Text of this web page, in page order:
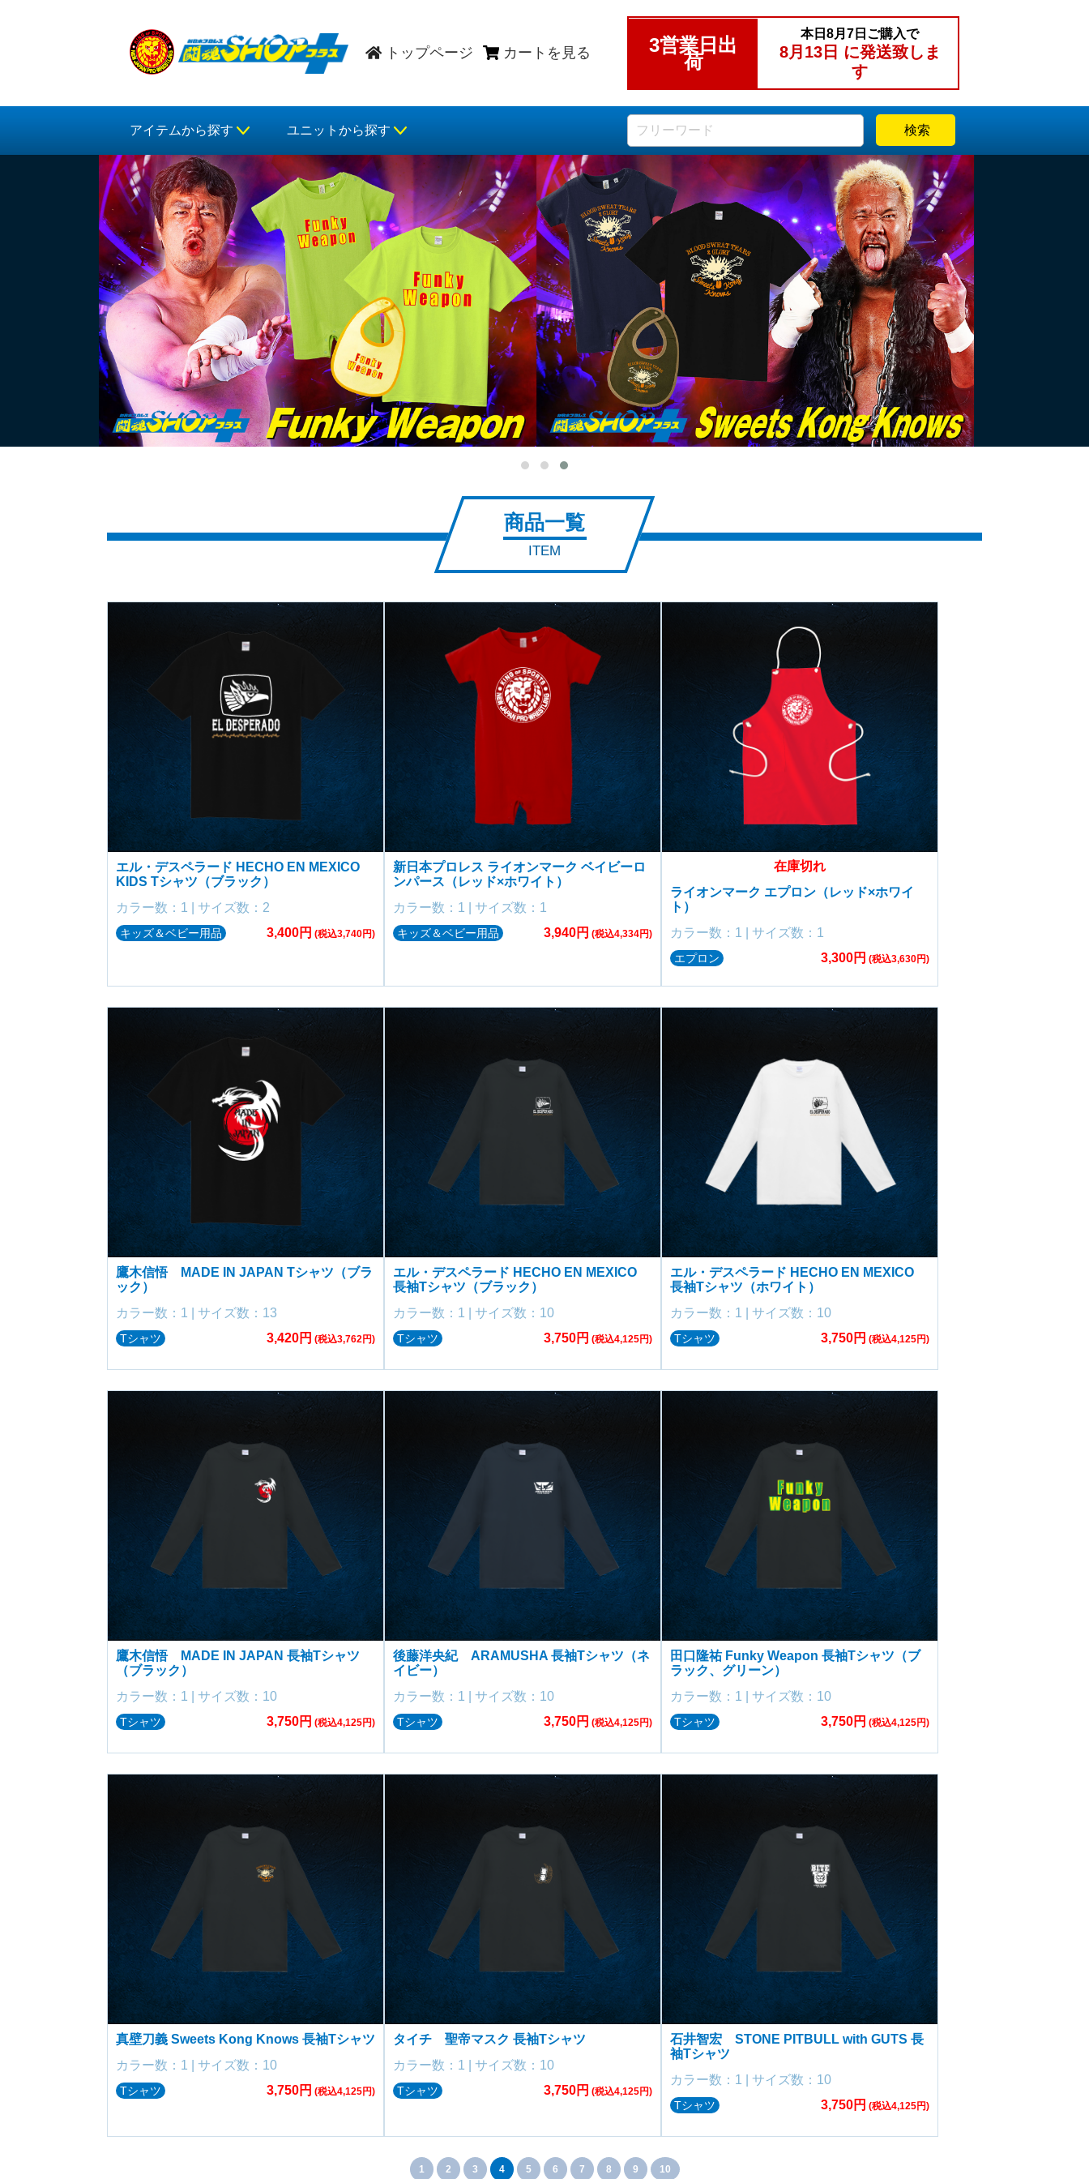
トップページ カートを見る 3営業日出
荷
本日8月7日 ご購入で
8月13日 に発送致しま
す
アイテムから探す ユニットから探す 検索
商品一覧
ITEM
エル・デスペラード HECHO EN MEXICO
KIDS Tシャツ（ブラック）
カラー数：1 | サイズ数：2
キッズ＆ベビー用品 3,400円 (税込3,740円)
新日本プロレス ライオンマーク ベイビーロ
ンパース（レッド×ホワイト）
カラー数：1 | サイズ数：1
キッズ＆ベビー用品 3,940円 (税込4,334円)
在庫切れ
ライオンマーク エプロン（レッド×ホワイ
ト）
カラー数：1 | サイズ数：1
エプロン 3,300円 (税込3,630円)
鷹木信悟 MADE IN JAPAN Tシャツ（ブラ
ック）
カラー数：1 | サイズ数：13
Tシャツ 3,420円 (税込3,762円)
エル・デスペラード HECHO EN MEXICO
長袖Tシャツ（ブラック）
カラー数：1 | サイズ数：10
Tシャツ 3,750円 (税込4,125円)
エル・デスペラード HECHO EN MEXICO
長袖Tシャツ（ホワイト）
カラー数：1 | サイズ数：10
Tシャツ 3,750円 (税込4,125円)
鷹木信悟 MADE IN JAPAN 長袖Tシャツ
（ブラック）
カラー数：1 | サイズ数：10
Tシャツ 3,750円 (税込4,125円)
後藤洋央紀 ARAMUSHA 長袖Tシャツ（ネ
イビー）
カラー数：1 | サイズ数：10
Tシャツ 3,750円 (税込4,125円)
田口隆祐 Funky Weapon 長袖Tシャツ（ブ
ラック、グリーン）
カラー数：1 | サイズ数：10
Tシャツ 3,750円 (税込4,125円)
真壁刀義 Sweets Kong Knows 長袖Tシャツ
カラー数：1 | サイズ数：10
Tシャツ 3,750円 (税込4,125円)
タイチ 聖帝マスク 長袖Tシャツ
カラー数：1 | サイズ数：10
Tシャツ 3,750円 (税込4,125円)
石井智宏 STONE PITBULL with GUTS 長
袖Tシャツ
カラー数：1 | サイズ数：10
Tシャツ 3,750円 (税込4,125円)
1 2 3 4 5 6 7 8 9 10